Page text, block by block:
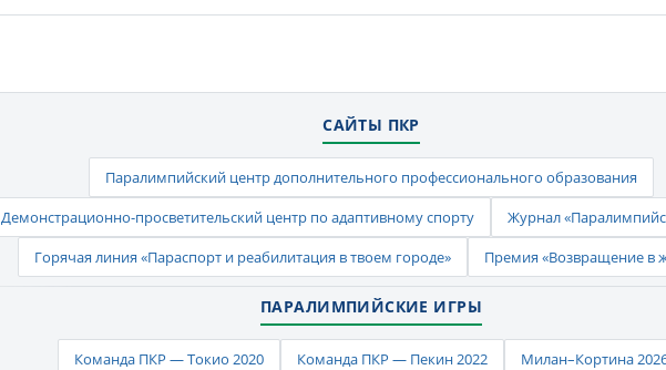
САЙТЫ ПКР
Паралимпийский центр дополнительного профессионального образования
Демонстрационно-просветительский центр по адаптивному спорту
Журнал
Горячая линия «Параспорт и реабилитация в твоем городе»
Премия «Возвращение в
ПАРАЛИМПИЙСКИЕ ИГРЫ
Команда ПКР — Токио 2020 Команда ПКР — Пекин 2022 Милан–Кортина